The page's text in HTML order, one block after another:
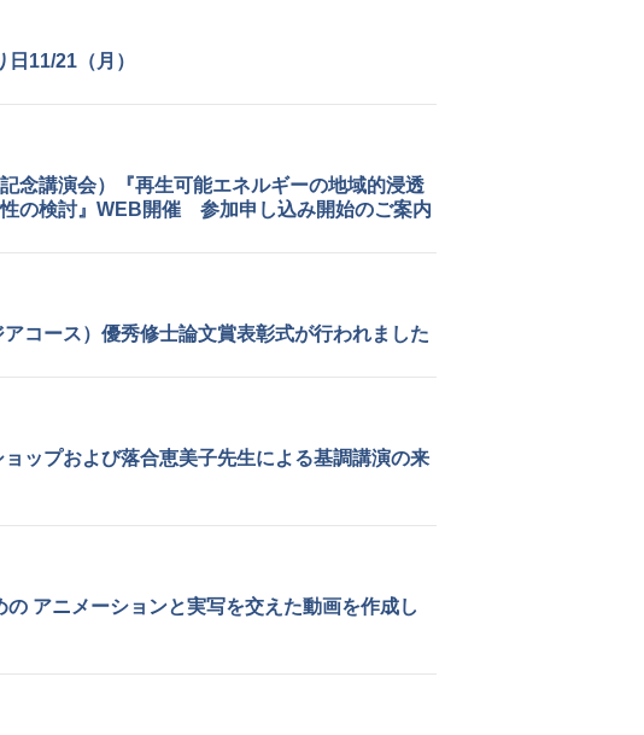
11/21（月）
講演会）『再生可能エネルギーの地域的浸透
の検討』WEB開催 参加申し込み開始のご案内
コース）優秀修士論文賞表彰式が行われました
ップおよび落合恵美子先生による基調講演の来
アニメーションと実写を交えた動画を作成し